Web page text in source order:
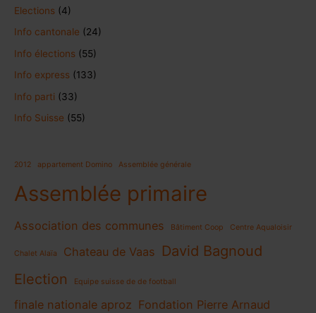
Elections (4)
Info cantonale (24)
Info élections (55)
Info express (133)
Info parti (33)
Info Suisse (55)
2012 appartement Domino Assemblée générale
Assemblée primaire
Association des communes Bâtiment Coop Centre Aqualoisir
Chalet Alaïa Chateau de Vaas David Bagnoud
Election
Equipe suisse de de football
finale nationale aproz Fondation Pierre Arnaud